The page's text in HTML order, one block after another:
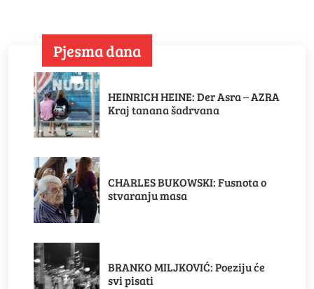
Pjesma dana
HEINRICH HEINE: Der Asra – AZRA
Kraj tanana šadrvana
CHARLES BUKOWSKI: Fusnota o
stvaranju masa
BRANKO MILJKOVIĆ: Poeziju će
svi pisati